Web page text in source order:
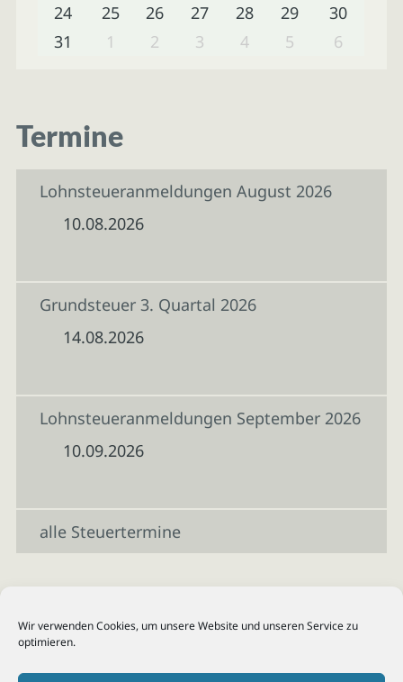
Wir verwenden Cookies, um unsere Website und unseren Service zu
optimieren.
24
25 26 27 28 29
30
31
1 2 3 4 5 6
Termine
Lohnsteueranmeldungen August 2026
10.08.2026
Grundsteuer 3. Quartal 2026
14.08.2026
Lohnsteueranmeldungen September 2026
10.09.2026
alle Steuertermine